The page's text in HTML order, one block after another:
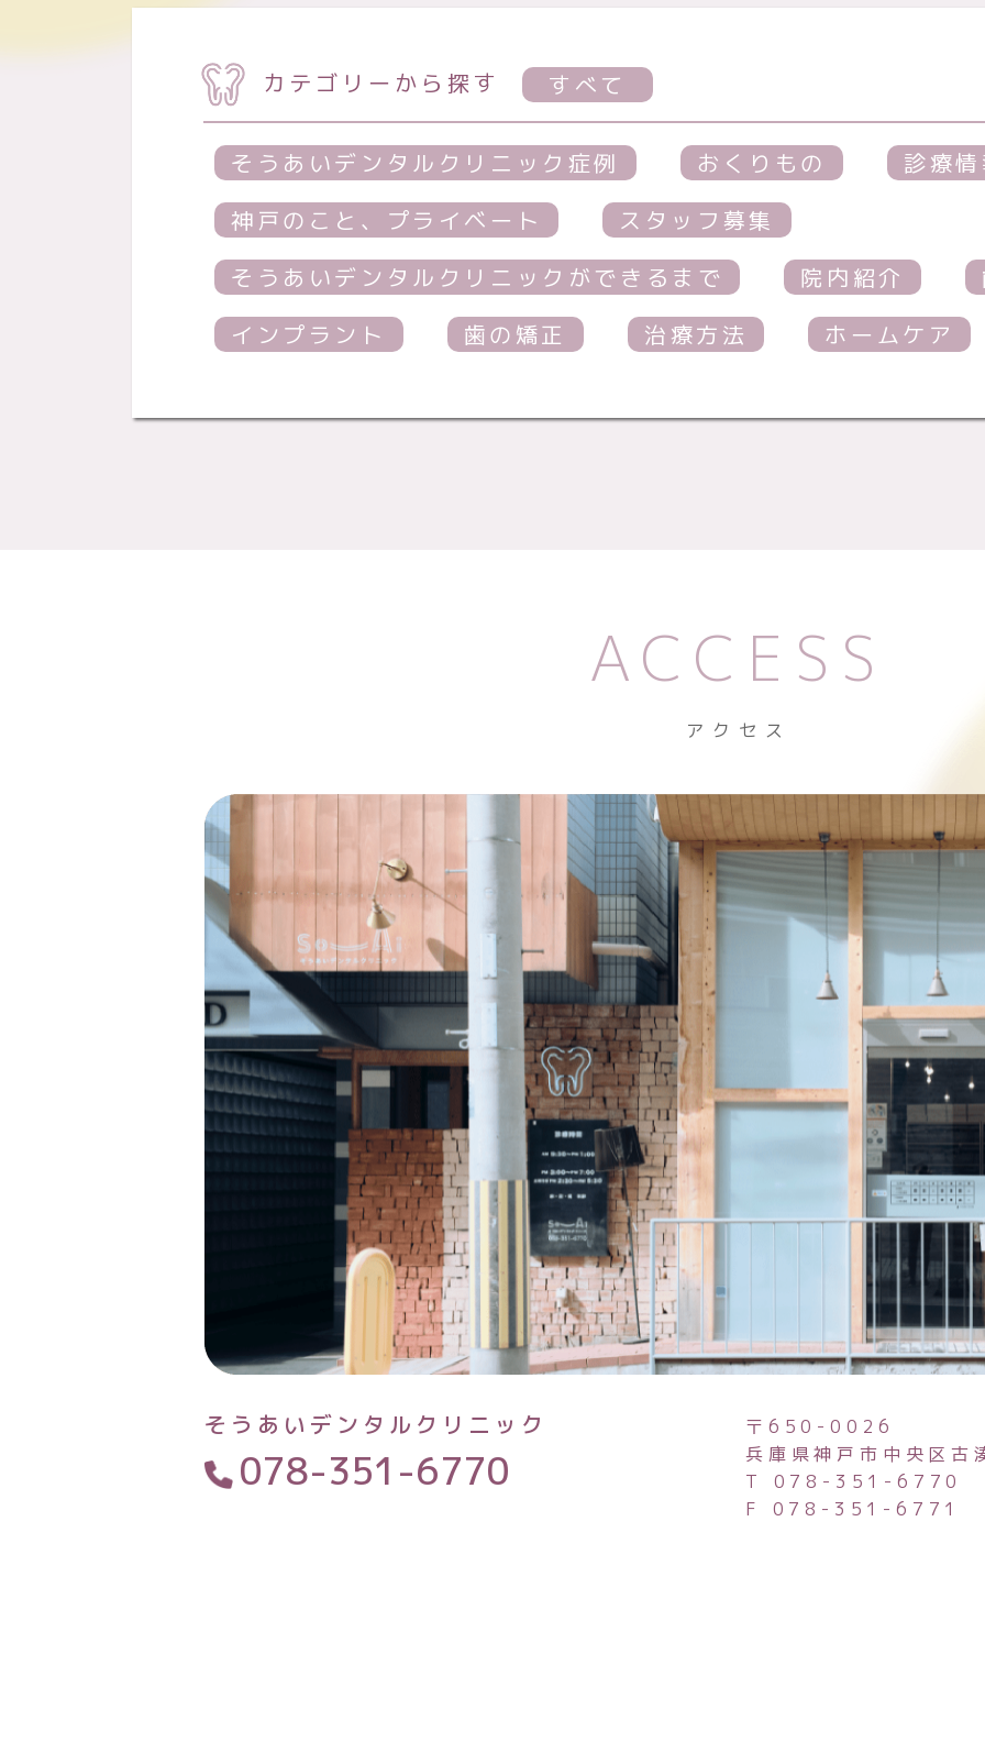
カテゴリーから探す すべて
そうあいデンタルクリニック症例 おくりもの
診療
神戸のこと、プライベート
スタッフ募集
そうあいデンタルクリニックができるまで
院内紹介
インプラント
歯の矯正 治療方法 ホームケア
ACCESS
アクセス
そうあいデンタルクリニック
078-351-6770
〒650-0026
兵庫県神戸市中央区古
T 078-351-6770
F 078-351-6771